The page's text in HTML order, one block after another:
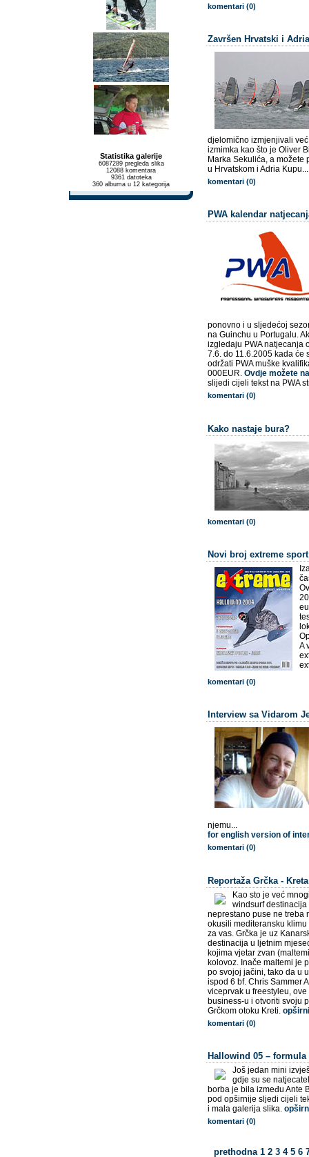
Statistika galerije
6087289 pregleda slika
12088 komentara
9361 datoteka
360 albuma u 12 kategorija
komentari (0)
Završen Hrvatski i
djelomično izmjenjivali
izmimka kao što je Oliver
Marka Sekulića, a možete
u Hrvatskom i Adria
komentari (0)
PWA kalendar
ponovno i u sljedećoj
na Guinchu u Portugalu.
izgledaju PWA natjecanja
7.6. do 11.6.2005 kada će
održati PWA muške
000EUR. Ovdje možete
slijedi cijeli tekst na PWA
komentari (0)
Kako nastaje bura?
komentari (0)
Novi broj extreme
A
komentari (0)
Interview sa Vidarom
njemu...
for english version of
komentari (0)
Reportaža Grčka -
Kao sto je već
windsurf
neprestano puse ne treba
okusili mediteransku
za vas. Grčka je uz
destinacija u ljetnim
kojima vjetar zvan
kolovoz. Inače maltemi je
po svojoj jačini, tako da u
ispod 6 bf. Chris Sammer
viceprvak u freestyleu,
business-u i otvoriti svoju
Grčkom otoku Kreti.
komentari (0)
Hallowind 05 – formula
Još jedan mini
gdje su se
borba je bila između Ante
pod opširnije sljedi cijeli
i mala galerija slika.
komentari (0)
prethodna 1 2 3 4 5 6